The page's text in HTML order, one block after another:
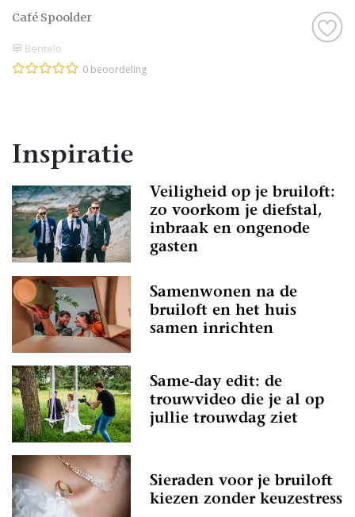
Café Spoolder
Bentelo
0 beoordeling
Inspiratie
Veiligheid op je bruiloft:
zo voorkom je diefstal,
inbraak en ongenode
gasten
Samenwonen na de
bruiloft en het huis
samen inrichten
Same-day edit: de
trouwvideo die je al op
jullie trouwdag ziet
Sieraden voor je bruiloft
kiezen zonder keuzestress